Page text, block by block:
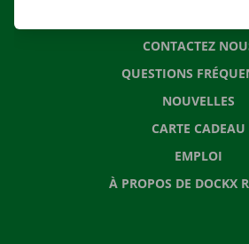
CONTACTEZ
QUESTIONS
NOUVELLES
CARTE CADEAU
EMPLOI
À PROPOS DE DOCKX